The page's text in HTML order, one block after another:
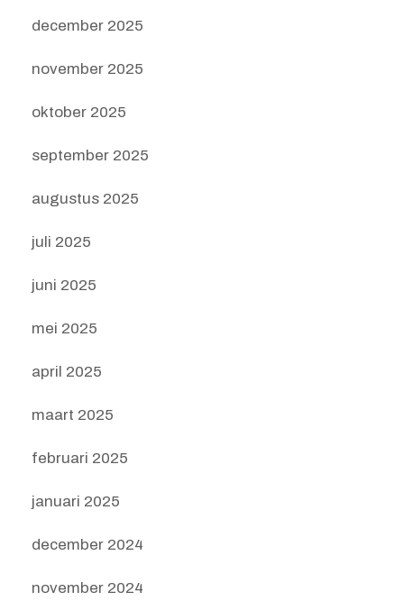
december 2025
november 2025
oktober 2025
september 2025
augustus 2025
juli 2025
juni 2025
mei 2025
april 2025
maart 2025
februari 2025
januari 2025
december 2024
november 2024